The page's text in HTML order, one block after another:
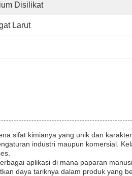
Disilikat
Larut
sifat kimianya yang unik dan
industri maupun komersial.
aplikasi di mana paparan
daya tariknya dalam produk yang